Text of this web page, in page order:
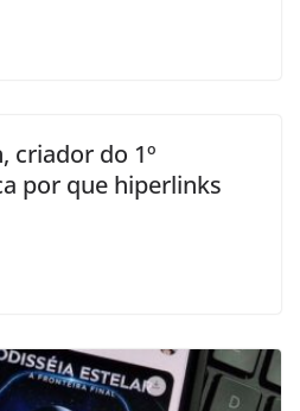
criador do 1º
por que hiperlinks